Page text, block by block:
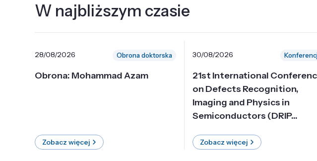
W najbliższym czasie
28/08/2026 Obrona doktorska
Obrona: Mohammad Azam
Zobacz więcej
30/08/2026
21st International
on Defects Recognition,
Imaging and Physics in
Semiconductors (DRIP...
Zobacz więcej